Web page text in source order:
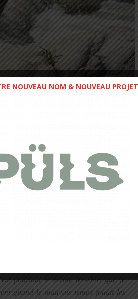
liberté de mouvements et une
est mouillé mais seulement sur la
sac de
pourtant le même tee-shirt que je
quand le mauvais temps jouait les
NOUVEAU NOM & NOUVEAU PROJET